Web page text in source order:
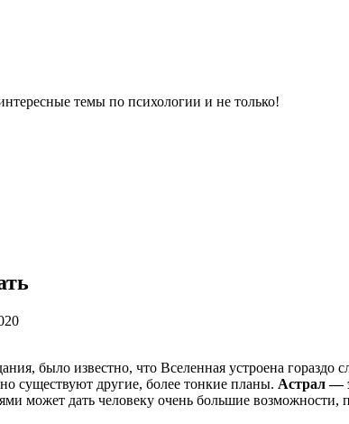
темы по психологии и не только!
было известно, что Вселенная устроена гораздо
существуют другие, более тонкие планы. Астрал —
может дать человеку очень большие